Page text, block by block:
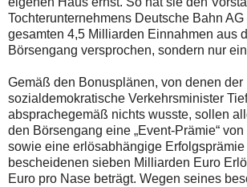
Tochterunternehmens Deutsche Bahn
gesamten 4,5 Milliarden Einnahmen aus
Börsengang versprochen, sondern nur
Gemäß den Bonusplänen, von denen der
sozialdemokratische Verkehrsminister
absprachegemäß nichts wusste, sollen
den Börsengang eine „Event-Prämie“
sowie eine erlösabhängige
bescheidenen sieben Milliarden Euro
Euro pro Nase beträgt. Wegen seines